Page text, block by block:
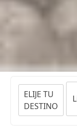
ELIJE TU
DESTINO